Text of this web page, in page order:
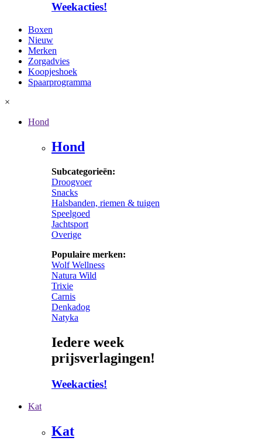
Weekacties!
Boxen
Nieuw
Merken
Zorgadvies
Koopjeshoek
Spaarprogramma
×
Hond
Hond
Subcategorieën:
Droogvoer
Snacks
Halsbanden, riemen & tuigen
Speelgoed
Jachtsport
Overige
Populaire merken:
Wolf Wellness
Natura Wild
Trixie
Carnis
Denkadog
Natyka
Iedere week
prijsverlagingen!
Weekacties!
Kat
Kat